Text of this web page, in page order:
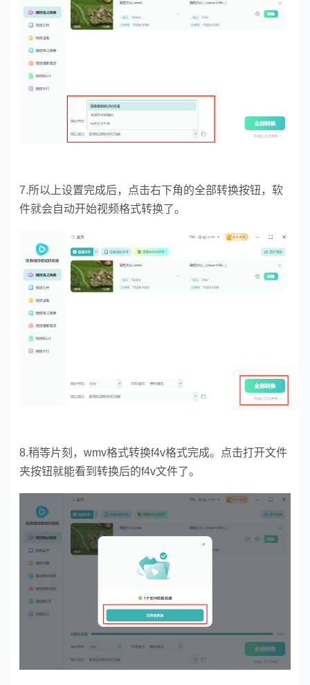
7.所以上设置完成后，点击右下角的全部转换按钮，软
件就会自动开始视频格式转换了。
8.稍等片刻，wmv格式转换f4v格式完成。点击打开文件
夹按钮就能看到转换后的f4v文件了。